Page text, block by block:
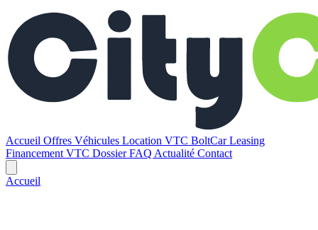
Accueil Offres Véhicules Location VTC BoltCarLeasing
Financement VTC DossierFAQ Actualité Contact
Accueil